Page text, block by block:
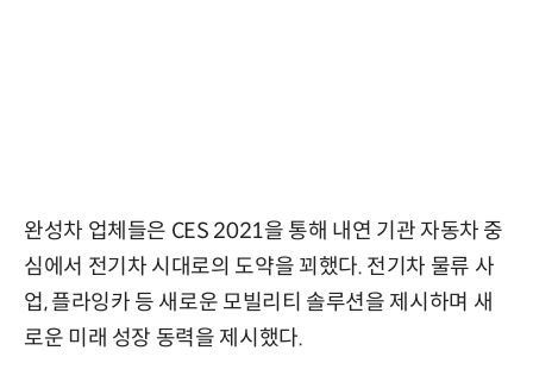
완성차 업체들은 CES 2021을 통해 내연 기관 자동차 중
심에서 전기차 시대로의 도약을 꾀했다. 전기차 물류 사
업, 플라잉카 등 새로운 모빌리티 솔루션을 제시하며 새
로운 미래 성장 동력을 제시했다.